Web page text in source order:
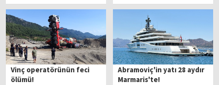
Vinç operatörünün feci
ölümü!
Abramoviç'in yatı 28 aydır
Marmaris'te!